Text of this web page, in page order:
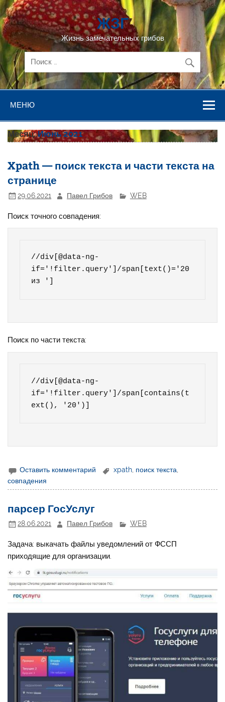
Перейти
к
содержимому
ЖЗГ
Жизнь замечательных грибов
МЕНЮ
Месяц:Июнь 2021
Xpath — поиск текста и части текста на
странице
29.06.2021 Павел Грибов WEB
Поиск точного совпадения:
//div[@data-ng-
if='!filter.query']/span[text()='20
из ']
Поиск по части текста:
//div[@data-ng-
if='!filter.query']/span[contains(t
ext(), '20')]
Оставить комментарий xpath поиск текста
совпадения
парсер ГосУслуг
28.06.2021 Павел Грибов WEB
Задача: выкачать файлы уведомлений от ФССП
приходящие для организации.